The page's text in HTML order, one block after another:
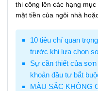
thi công lên các hạng
mặt tiền của ngôi nhà
10 tiêu chí quan
trước khi lựa chọn
Sự cần thiết của
khoản đầu tư bắt
MÀU SẮC KHÔNG